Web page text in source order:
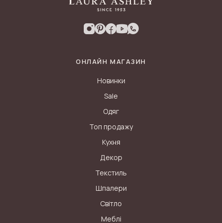
ОНЛАЙН МАГАЗИН
Новинки
Sale
Одяг
Топ продажу
Кухня
Декор
Текстиль
Шпалери
Світло
Меблі